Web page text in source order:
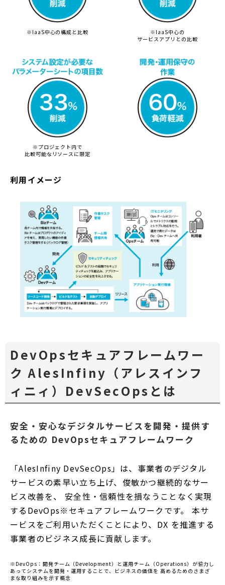
※IaaS中心の構成と比較
※IaaS中心の
サービスアプリとの比較
※プロジェクト内で
比較可能なリソースに限定
利用イメージ
DevOpsセキュアフレームワー
ク AlesInfiny（アレスインフ
ィニィ）DevSecOpsとは
安全・安心なデジタルサービスを開発・提供す
るための DevOpsセキュアフレームワーク
「AlesInfiny DevSecOps」は、事業者のデジタル
サービスの素早い立ち上げ、俊敏かつ継続的なサー
ビス改善を、 安全性・信頼性を損なうことなく実現
するDevOps※セキュアフレームワークです。 本サ
ービスをご利用いただくことにより、DX を推進する
事業者のビジネス成長に貢献します。
※DevOps：開発チーム（Development）と運用チーム（Operations）が協力し
あってシステムを開発・運用することで、ビジネスの価値を 高めるためのさまざ
まな取り組みを示す概念